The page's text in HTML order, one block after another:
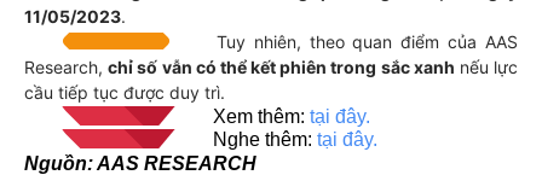
11/05/2023.
Tuy nhiên, theo quan điểm của AAS
Research,chỉ số vẫn có thể kết phiên trong sắc xanh nếu lực
cầu tiếp tục được duy trì.
Xem thêm: tại đây.
Nghe thêm: tại đây.
Nguồn: AAS RESEARCH